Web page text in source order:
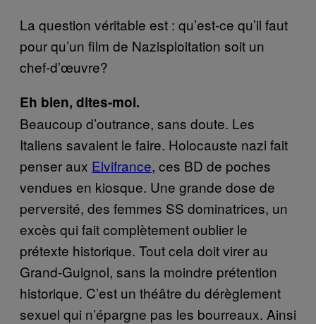
La question véritable est : qu’est-ce qu’il faut
pour qu’un film de Nazisploitation soit un
chef-d’œuvre?
Eh bien, dites-moi.
Beaucoup d’outrance, sans doute. Les
Italiens savaient le faire. Holocauste nazi fait
penser aux Elvifrance, ces BD de poches
vendues en kiosque. Une grande dose de
perversité, des femmes SS dominatrices, un
excès qui fait complètement oublier le
prétexte historique. Tout cela doit virer au
Grand-Guignol, sans la moindre prétention
historique. C’est un théâtre du dérèglement
sexuel qui n’épargne pas les bourreaux. Ainsi